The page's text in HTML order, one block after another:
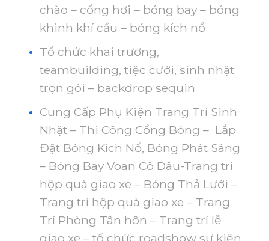
chào – cổng hơi – bóng bay – bóng
khinh khí cầu – bóng kích nổ
Tổ chức khai trương,
teambuilding, tiệc cưới, sinh nhật
trọn gói – backdrop sequin
Cung Cấp Phụ Kiện Trang Trí Sinh
Nhật – Thi Công Cổng Bóng – Lắp
Đặt Bóng Kích Nổ, Bóng Phát Sáng
– Bóng Bay Voan Cô Dâu-Trang trí
hộp quà giao xe – Bóng Thả Lưới –
Trang trí hộp quà giao xe – Trang
Trí Phòng Tân hôn – Trang trí lễ
giao xe – tổ chức roadshow sự kiện